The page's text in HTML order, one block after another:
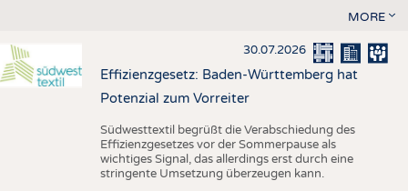
MORE
30.07.2026
Effizienzgesetz: Baden-Württemberg hat
Potenzial zum Vorreiter
Südwesttextil begrüßt die Verabschiedung des
Effizienzgesetzes vor der Sommerpause als
wichtiges Signal, das allerdings erst durch eine
stringente Umsetzung überzeugen kann.